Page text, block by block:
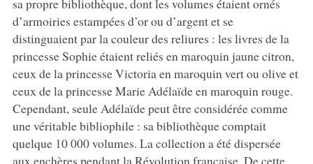
sa propre bibliothèque, dont les volumes étaient ornés
d’armoiries estampées d’or ou d’argent et se
distinguaient par la couleur des reliures : les livres de la
princesse Sophie étaient reliés en maroquin jaune citron,
ceux de la princesse Victoria en maroquin vert ou olive et
ceux de la princesse Marie Adélaïde en maroquin rouge.
Cependant, seule Adélaïde peut être considérée comme
une véritable bibliophile : sa bibliothèque comptait
quelque 10 000 volumes. La collection a été dispersée